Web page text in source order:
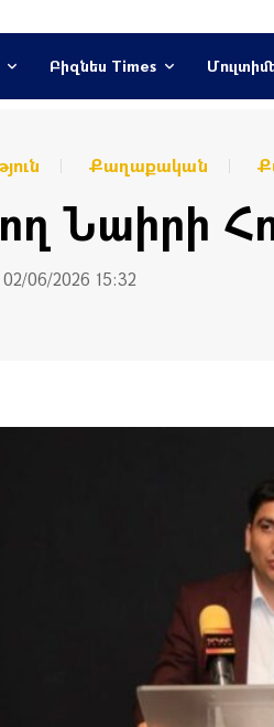
Բիզնես Times
Քաղաքական
Նաիրի
02/06/2026 15:32